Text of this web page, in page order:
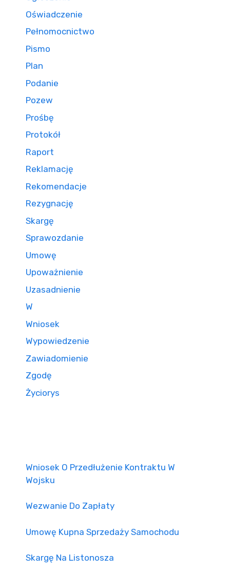
Oświadczenie
Pełnomocnictwo
Pismo
Plan
Podanie
Pozew
Prośbę
Protokół
Raport
Reklamację
Rekomendacje
Rezygnację
Skargę
Sprawozdanie
Umowę
Upoważnienie
Uzasadnienie
W
Wniosek
Wypowiedzenie
Zawiadomienie
Zgodę
Życiorys
Wniosek O Przedłużenie Kontraktu W
Wojsku
Wezwanie Do Zapłaty
Umowę Kupna Sprzedaży Samochodu
Skargę Na Listonosza